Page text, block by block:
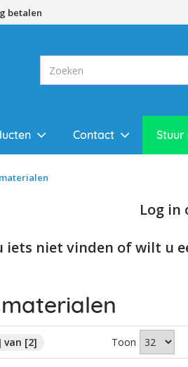
betalen
Contact Stuur
Log in
iets niet vinden of wilt u
van [2] Toon